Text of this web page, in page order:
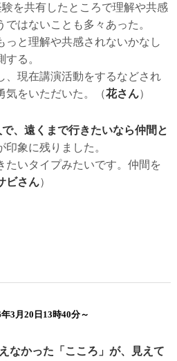
を共有したところで理解や共感
はないことも多々あった。
っと理解や共感されないかなし
る。
、現在講演活動をするなどされ
をいただいた。
（花さん）
、遠くまで行きたいなら仲間と
象に残りました。
たいタイプみたいです。仲間を
ビさん）
年3月20日13時40分～
かった「こころ」が、見えて